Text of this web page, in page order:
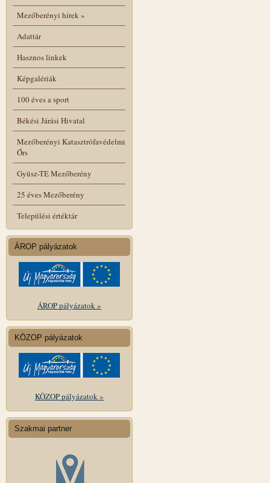
Mezőberényi hírek»
Adattár
Hasznos linkek
Képgalériák
100 éves a sport
Békési Járási Hivatal
Mezőberényi Katasztrófavédelmi
Őrs
Gyüsz-TE Mezőberény
25 éves Mezőberény
Települési értéktár
ÁROP pályázatok
ÁROP pályázatok »
KÖZOP pályázatok
KÖZOP pályázatok »
Szakmai partner